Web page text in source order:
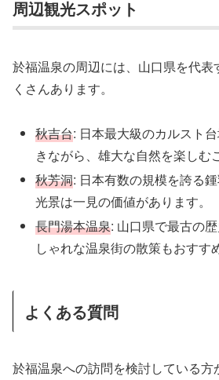
周辺観光スポット
於福温泉の周辺には、山口県を代表
くさんあります。
秋吉台: 日本最大級のカルスト
きながら、雄大な自然を楽しむ
秋芳洞: 日本有数の規模を誇る
光景は一見の価値があります。
長門湯本温泉: 山口県で最古の
しゃれな温泉街の散策もおすす
よくある質問
於福温泉への訪問を検討している方